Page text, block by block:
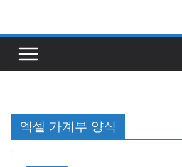
로
엑셀 가계부 양식